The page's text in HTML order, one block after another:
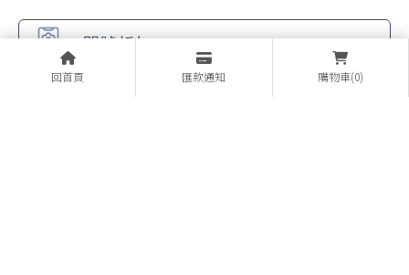
回首頁 匯款通知 購物車(0)
門號折扣